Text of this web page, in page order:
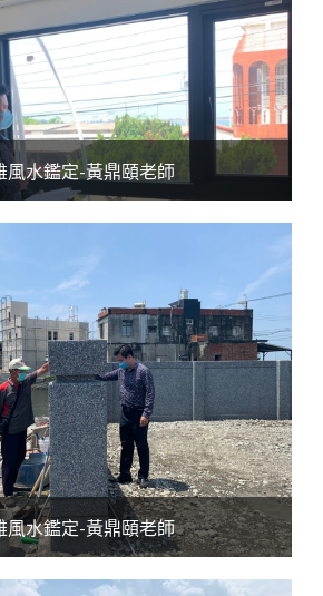
風水鑑定-黃鼎頤老師
風水鑑定-黃鼎頤老師